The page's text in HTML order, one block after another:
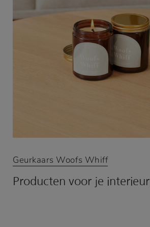
Geurkaars Woofs Whiff
Producten voor je interieur